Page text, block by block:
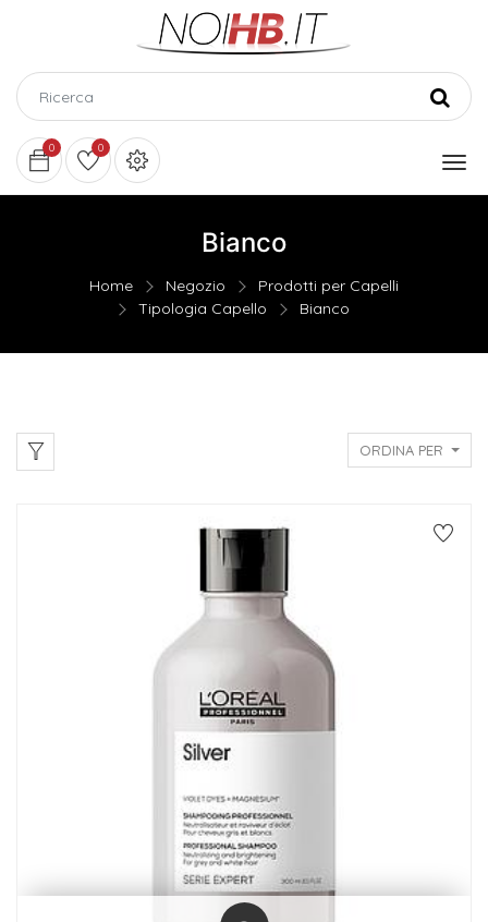
0 0
Bianco
Home Negozio
Prodotti per Capelli
Tipologia Capello
Bianco
ORDINA PER